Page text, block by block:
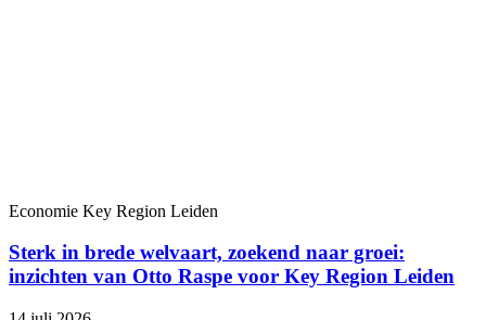
Economie Key Region Leiden
Sterk in brede welvaart, zoekend naar groei:
inzichten van Otto Raspe voor Key Region Leiden